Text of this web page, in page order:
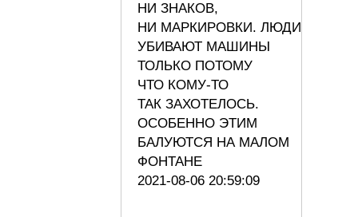
НИ ЗНАКОВ,
НИ МАРКИРОВКИ. ЛЮДИ
УБИВАЮТ МАШИНЫ
ТОЛЬКО ПОТОМУ
ЧТО КОМУ-ТО
ТАК ЗАХОТЕЛОСЬ.
ОСОБЕННО ЭТИМ
БАЛУЮТСЯ НА МАЛОМ
ФОНТАНЕ
2021-08-06 20:59:09